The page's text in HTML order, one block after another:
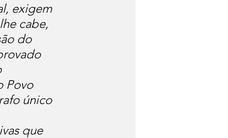
exigem
cabe,
do
Povo
único
que